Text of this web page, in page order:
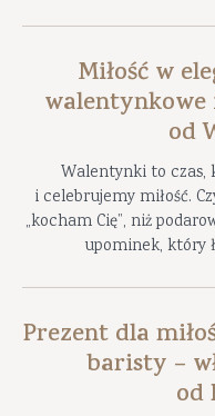
Miłość w
od
Walentynki to czas,
i celebrujemy miłość.
„kocham Cię”, niż
upominek, który
Prezent dla
baristy –
od